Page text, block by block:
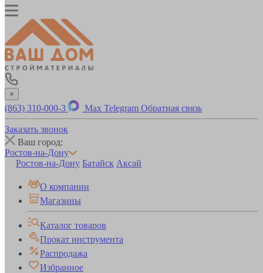
×
(863) 310-000-3 Max Telegram Обратная связь
Заказать звонок
Ваш город:
Ростов-на-Дону
Ростов-на-Дону Батайск Аксай
О компании
Магазины
Каталог товаров
Прокат инструмента
Распродажа
Избранное